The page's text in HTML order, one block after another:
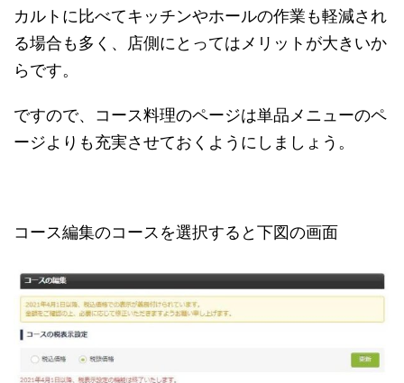
カルトに比べてキッチンやホールの作業も軽減され
る場合も多く、店側にとってはメリットが大きいか
らです。
ですので、コース料理のページは単品メニューのペ
ージよりも充実させておくようにしましょう。
コース編集のコースを選択すると下図の画面